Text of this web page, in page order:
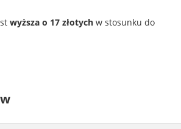
wyższa o 17 złotych w stosunku do